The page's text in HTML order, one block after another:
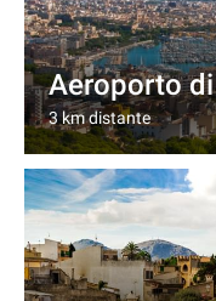
Aeroporto
3 km distante